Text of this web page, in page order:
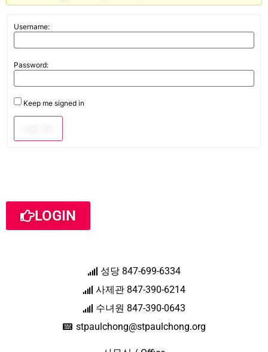
Username:
Password:
Keep me signed in
LOGIN
성당 847-699-6334
사제관 847-390-6214
수녀원 847-390-0643
stpaulchong@stpaulchong.org